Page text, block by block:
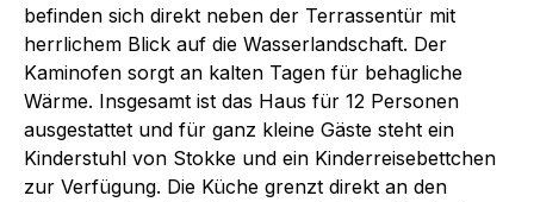
befinden sich direkt neben der Terrassentür mit
herrlichem Blick auf die Wasserlandschaft. Der
Kaminofen sorgt an kalten Tagen für behagliche
Wärme. Insgesamt ist das Haus für 12 Personen
ausgestattet und für ganz kleine Gäste steht ein
Kinderstuhl von Stokke und ein Kinderreisebettchen
zur Verfügung. Die Küche grenzt direkt an den